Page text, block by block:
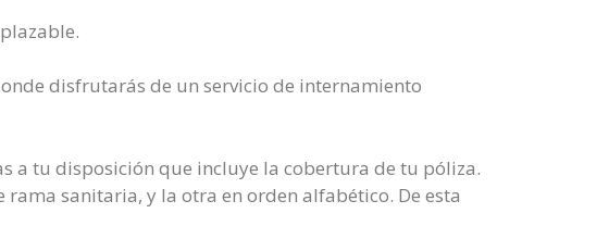
disfrutarás de un servicio de internamiento
a tu disposición que incluye la cobertura de tu póliza.
sanitaria, y la otra en orden alfabético. De esta